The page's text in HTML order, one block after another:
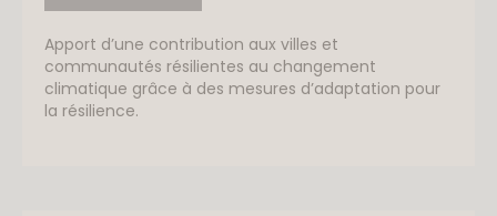
Apport d’une contribution aux villes et
communautés résilientes au changement
climatique grâce à des mesures d’adaptation pour
la résilience.